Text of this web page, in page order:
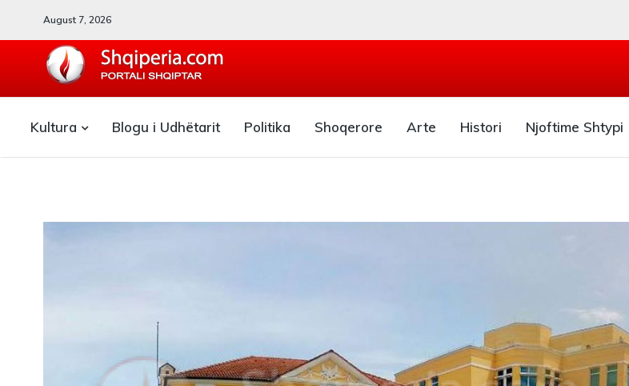
August 7, 2026
Kultura Blogu i Udhëtarit Politika Shoqerore Arte Histori Njoftime Shtypi